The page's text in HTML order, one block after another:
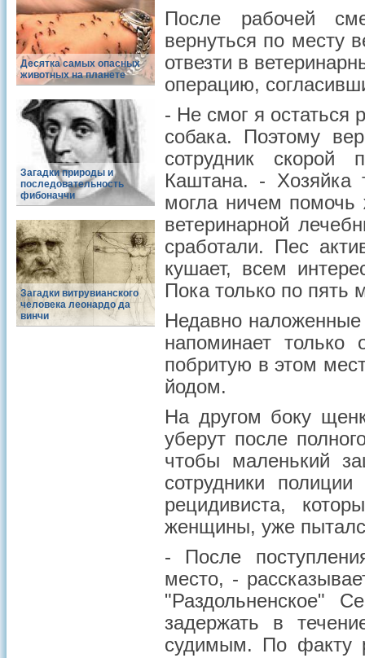
Десятка самых опасных
животных на планете
Загадки природы и
последовательность
фибоначчи
Загадки витрувианского
человека леонардо да
винчи
После рабочей
вернуться по месту
отвезти в
операцию,
- Не смог я остаться
собака. Поэтому
сотрудник скорой
Каштана. - Хозяйка
могла ничем помочь
ветеринарной
сработали. Пес
кушает, всем
Пока только по пять
Недавно
напоминает
побритую в этом
йодом.
На другом боку
уберут после
чтобы маленький
сотрудники
рецидивиста,
женщины, уже
- После
место, -
"Раздольненское"
задержать в
судимым. По факту